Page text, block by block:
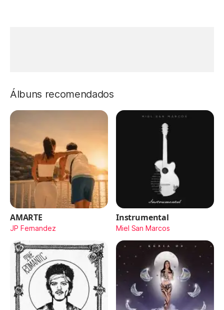
Álbuns recomendados
AMARTE
JP Fernandez
Instrumental
Miel San Marcos